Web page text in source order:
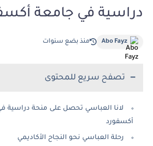
دراسية في جامعة
Abo Fayz منذ بضع سنوات
تصفح سريع للمحتوى
لانا العباسي تحصل على منحة دراسية
أكسفورد
رحلة العباسي نحو النجاح الأكاديمي